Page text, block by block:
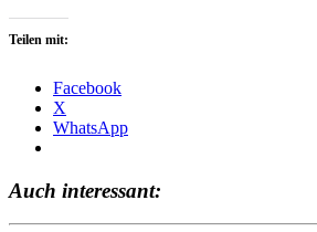
Teilen mit:
Facebook
X
WhatsApp
Auch interessant: